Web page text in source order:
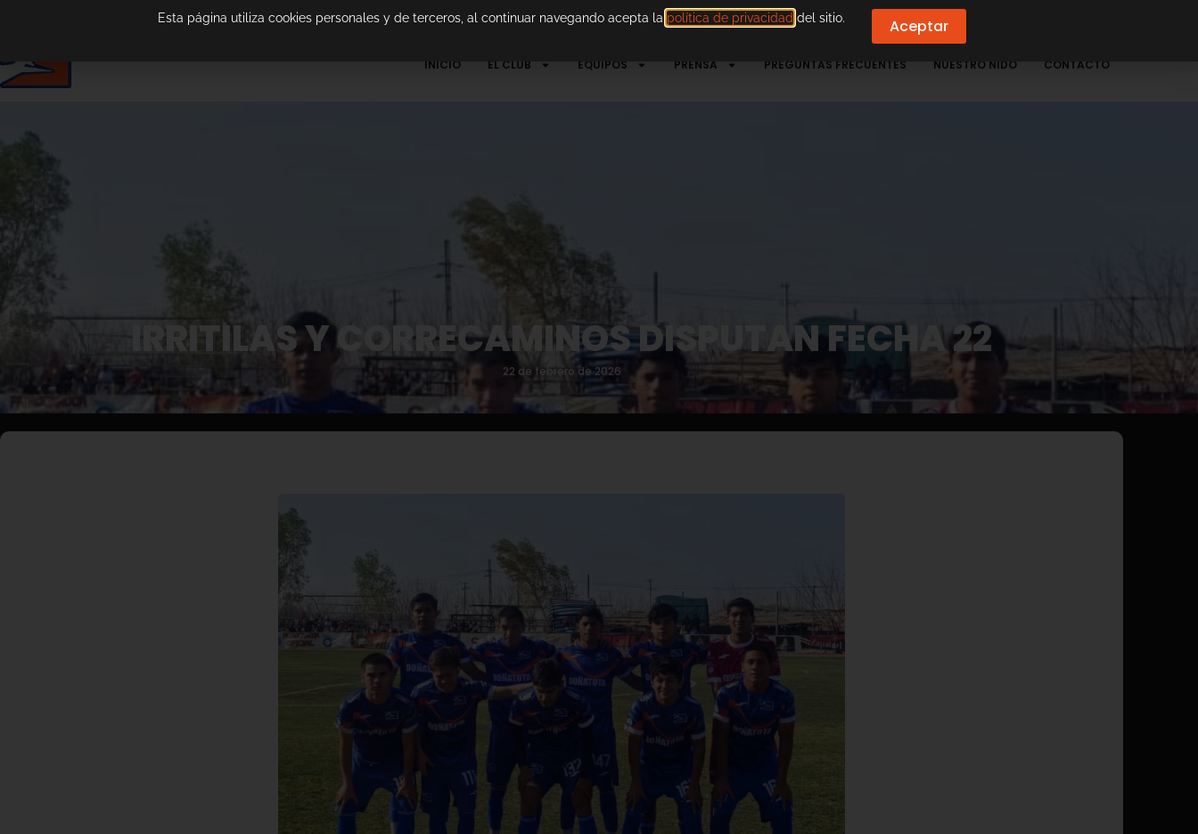
INICIO EL CLUB EQUIPOS PRENSA PREGUNTAS FRECUENTES NUESTRO NIDO CONTACTO
IRRITILAS Y CORRECAMINOS DISPUTAN FECHA 22
22 de febrero de 2026
Esta página utiliza cookies personales y de terceros, al continuar navegando acepta la política de privacidad del sitio. Aceptar